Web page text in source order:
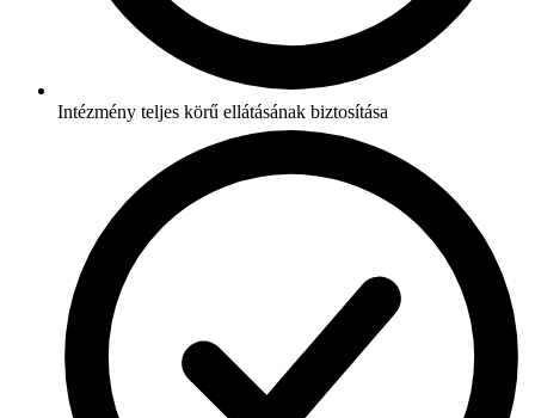
Intézmény teljes körű ellátásának biztosítása